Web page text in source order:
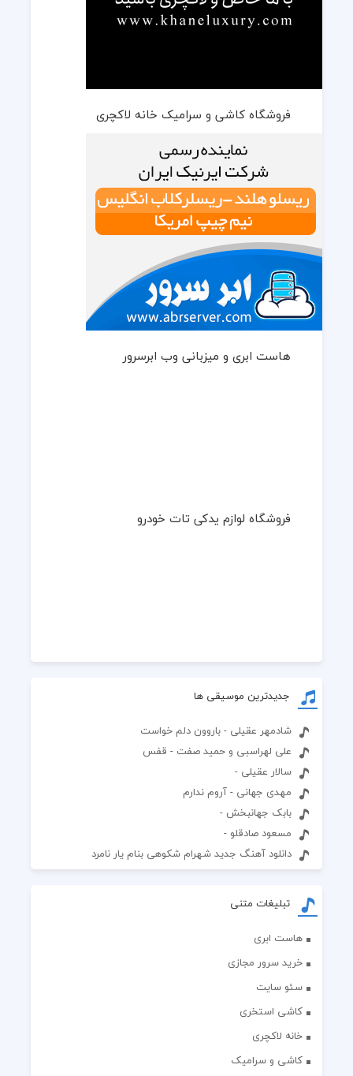
فروشگاه کاشی و سرامیک خانه لاکچری
هاست ابری و میزبانی وب ابرسرور
فروشگاه لوازم یدکی تات خودرو
جدیدترین موسیقی ها
شادمهر عقیلی - باروون دلم خواست
علی لهراسبی و حمید صفت - قفس
سالار عقیلی -
مهدی جهانی - آروم ندارم
بابک جهانبخش -
مسعود صادقلو -
دانلود آهنگ جدید شهرام شکوهی بنام یار نامرد
تبلیغات متنی
هاست ابری
خرید سرور مجازی
سئو سایت
کاشی استخری
خانه لاکچری
کاشی و سرامیک